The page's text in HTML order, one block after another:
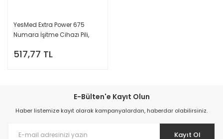
YesMed Extra Power 675
Numara İşitme Cihazı Pili,
Pili, Kulak Cihazı Pili (10 Paket x
517,77 TL
E-Bülten'e Kayıt Olun
Haber listemize kayıt olarak kampanyalardan, haberdar olabilirsiniz.
Kayıt Ol